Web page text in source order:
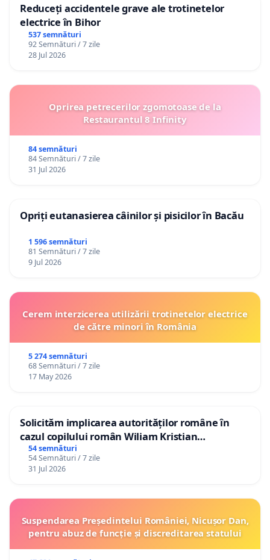
Reduceți accidentele grave ale trotinetelor
electrice în Bihor
537 semnături
92 Semnături / 7 zile
28 Jul 2026
Oprirea petrecerilor zgomotoase de la
Restaurantul 8 Infinity
84 semnături
84 Semnături / 7 zile
31 Jul 2026
Opriți eutanasierea câinilor și pisicilor în Bacău
1 596 semnături
81 Semnături / 7 zile
9 Jul 2026
Cerem interzicerea utilizării trotinetelor electrice
de către minori în România
5 274 semnături
68 Semnături / 7 zile
17 May 2026
Solicităm implicarea autorităților române în
cazul copilului român Wiliam Kristian
Gheorghe, aflat în plasament în Danemarca de
12 ani
54 semnături
54 Semnături / 7 zile
31 Jul 2026
Suspendarea Președintelui României, Nicușor Dan,
pentru abuz de funcție și discreditarea statului